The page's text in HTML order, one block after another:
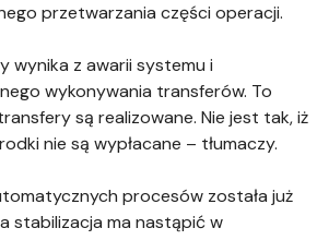
przetwarzania części operacji.
wynika z awarii systemu i
wykonywania transferów. To
są realizowane. Nie jest tak, iż
nie są wypłacane – tłumaczy.
procesów została już
stabilizacja ma nastąpić w